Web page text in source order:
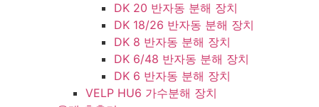
DK 20 반자동 분해 장치
DK 18/26 반자동 분해 장치
DK 8 반자동 분해 장치
DK 6/48 반자동 분해 장치
DK 6 반자동 분해 장치
VELP HU6 가수분해 장치